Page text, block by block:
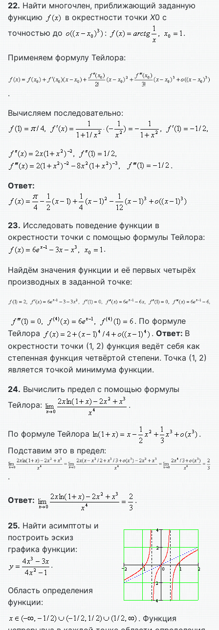
22. Найти многочлен, приближающий заданную
функцию
в окрестности точки X0 с
точностью до
: .
Применяем формулу Тейлора:
.
Вычисляем последовательно:
.
Ответ:
23. Исследовать поведение функции в
окрестности точки с помощью формулы Тейлора:
.
Найдём значения функции и её первых четырёх
производных в заданной точке:
. По формуле
Тейлора
. Ответ: В
окрестности точки (1, 2) функция ведёт себя как
степенная функция четвёртой степени. Точка (1, 2)
является точкой минимума функции.
24. Вычислить предел с помощью формулы
Тейлора:
.
По формуле Тейлора
.
Подставим это в предел:
.
Ответ: .
25. Найти асимптоты и
построить эскиз
графика функции:
.
Область определения
функции:
. Функция